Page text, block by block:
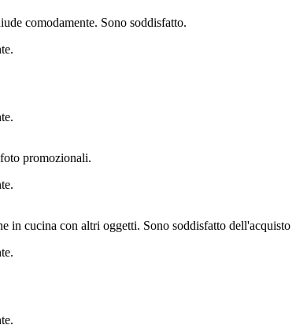
comodamente. Sono soddisfatto.
promozionali.
in cucina con altri oggetti. Sono soddisfatto dell'acquisto